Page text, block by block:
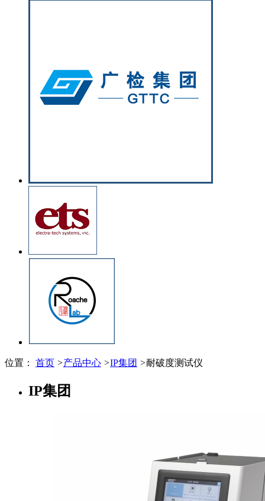
位置： 首页 >产品中心 >IP集团 >耐破度测试仪
IP集团